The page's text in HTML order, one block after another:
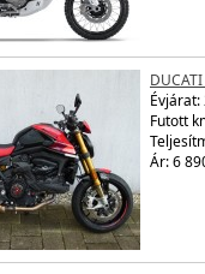
Évjárat:
Futott
Ár: 6